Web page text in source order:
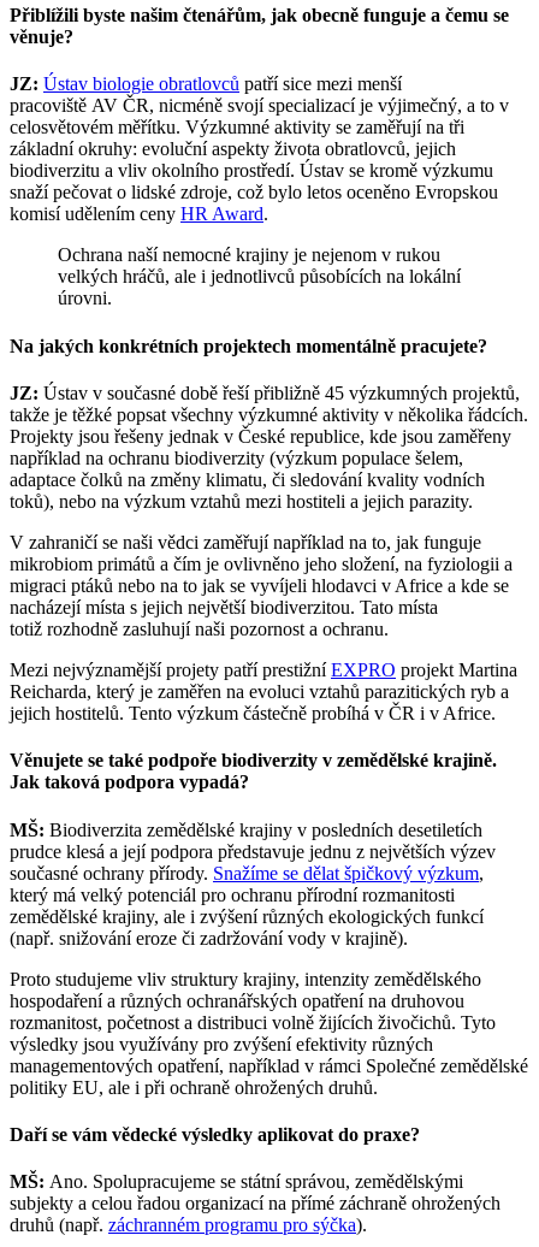
Přiblížili byste našim čtenářům, jak obecně funguje a čemu se
věnuje?
JZ: Ústav biologie obratlovců patří sice mezi menší
pracoviště AV ČR, nicméně svojí specializací je výjimečný, a to v
celosvětovém měřítku. Výzkumné aktivity se zaměřují na tři
základní okruhy: evoluční aspekty života obratlovců, jejich
biodiverzitu a vliv okolního prostředí. Ústav se kromě výzkumu
snaží pečovat o lidské zdroje, což bylo letos oceněno Evropskou
komisí udělením ceny HR Award.
Ochrana naší nemocné krajiny je nejenom v rukou
velkých hráčů, ale i jednotlivců působících na lokální
úrovni.
Na jakých konkrétních projektech momentálně pracujete?
JZ: Ústav v současné době řeší přibližně 45 výzkumných projektů,
takže je těžké popsat všechny výzkumné aktivity v několika řádcích.
Projekty jsou řešeny jednak v České republice, kde jsou zaměřeny
například na ochranu biodiverzity (výzkum populace šelem,
adaptace čolků na změny klimatu, či sledování kvality vodních
toků), nebo na výzkum vztahů mezi hostiteli a jejich parazity.
V zahraničí se naši vědci zaměřují například na to, jak funguje
mikrobiom primátů a čím je ovlivněno jeho složení, na fyziologii a
migraci ptáků nebo na to jak se vyvíjeli hlodavci v Africe a kde se
nacházejí místa s jejich největší biodiverzitou. Tato místa
totiž rozhodně zasluhují naši pozornost a ochranu.
Mezi nejvýznamější projety patří prestižníEXPRO projekt Martina
Reicharda, který je zaměřen na evoluci vztahů parazitických ryb a
jejich hostitelů. Tento výzkum částečně probíhá v ČR i v Africe.
Věnujete se také podpoře biodiverzity v zemědělské krajině.
Jak taková podpora vypadá?
MŠ: Biodiverzita zemědělské krajiny v posledních desetiletích
prudce klesá a její podpora představuje jednu z největších výzev
současné ochrany přírody. Snažíme se dělat špičkový výzkum,
který má velký potenciál pro ochranu přírodní rozmanitosti
zemědělské krajiny, ale i zvýšení různých ekologických funkcí
(např. snižování eroze či zadržování vody v krajině).
Proto studujeme vliv struktury krajiny, intenzity zemědělského
hospodaření a různých ochranářských opatření na druhovou
rozmanitost, početnost a distribuci volně žijících živočichů. Tyto
výsledky jsou využívány pro zvýšení efektivity různých
managementových opatření, například v rámci Společné zemědělské
politiky EU, ale i při ochraně ohrožených druhů.
Daří se vám vědecké výsledky aplikovat do praxe?
MŠ: Ano. Spolupracujeme se státní správou, zemědělskými
subjekty a celou řadou organizací na přímé záchraně ohrožených
druhů (např. záchranném programu pro sýčka).